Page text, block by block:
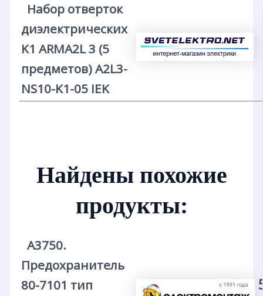
Набор отверток
диэлектрических
K1 ARMA2L 3 (5
предметов) A2L3-
NS10-K1-05 IEK
Найдены похожие
продукты:
А3750.
Предохранитель
80-7101 тип